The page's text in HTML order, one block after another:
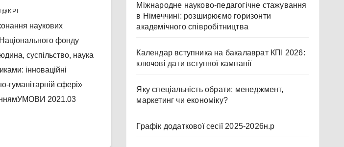
наукових
фонду
суспільство, наука
інноваційні
гуманітарній сфері»
2021.03
Міжнародне науково-педагогічне стажування
в Німеччині: розширюємо горизонти
академічного співробітництва
Календар вступника на бакалаврат КПІ 2026:
ключові дати вступної кампанії
Яку спеціальність обрати: менеджмент,
маркетинг чи економіку?
Графік додаткової сесії 2025-2026н.р